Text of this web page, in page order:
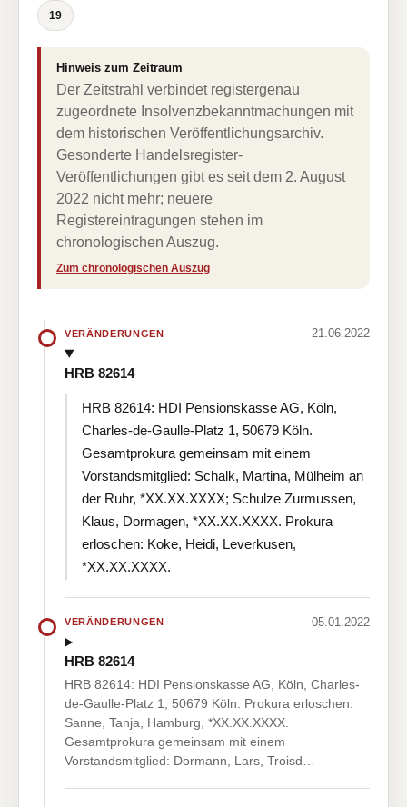
19
Hinweis zum Zeitraum
Der Zeitstrahl verbindet registergenau
zugeordnete Insolvenzbekanntmachungen mit
dem historischen Veröffentlichungsarchiv.
Gesonderte Handelsregister-
Veröffentlichungen gibt es seit dem 2. August
2022 nicht mehr; neuere
Registereintragungen stehen im
chronologischen Auszug.
Zum chronologischen Auszug
VERÄNDERUNGEN 21.06.2022
HRB 82614
HRB 82614: HDI Pensionskasse AG, Köln,
Charles-de-Gaulle-Platz 1, 50679 Köln.
Gesamtprokura gemeinsam mit einem
Vorstandsmitglied: Schalk, Martina, Mülheim an
der Ruhr, *XX.XX.XXXX; Schulze Zurmussen,
Klaus, Dormagen, *XX.XX.XXXX. Prokura
erloschen: Koke, Heidi, Leverkusen,
*XX.XX.XXXX.
VERÄNDERUNGEN 05.01.2022
HRB 82614
HRB 82614: HDI Pensionskasse AG, Köln, Charles-
de-Gaulle-Platz 1, 50679 Köln. Prokura erloschen:
Sanne, Tanja, Hamburg, *XX.XX.XXXX.
Gesamtprokura gemeinsam mit einem
Vorstandsmitglied: Dormann, Lars, Troisd…